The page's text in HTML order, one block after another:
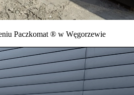
Paczkomat ® w Węgorzewie